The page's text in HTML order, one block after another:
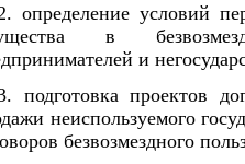
определение условий
в
и
подготовка проектов
неиспользуемого
безвозмездного